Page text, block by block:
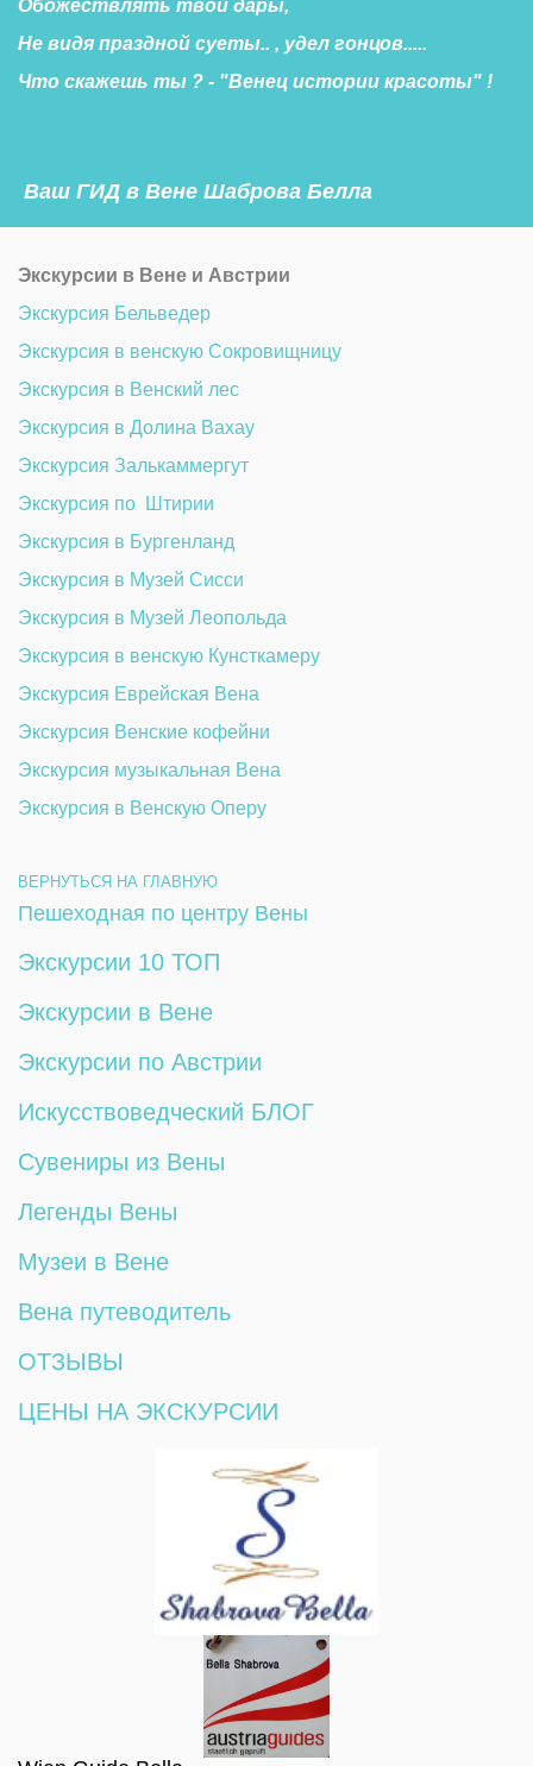
Обожествлять твои дары,
Не видя праздной суеты.. , удел гонцов.....
Что скажешь ты ? - "Венец истории красоты" !
Ваш ГИД в Вене Шаброва Белла
Экскурсии в Вене и Австрии
Экскурсия Бельведер
Экскурсия в венскую Сокровищницу
Экскурсия в Венский лес
Экскурсия в Долина Вахау
Экскурсия Залькаммергут
Экскурсия по  Штирии
Экскурсия в Бургенланд
Экскурсия в Музей Сисси
Экскурсия в Музей Леопольда
Экскурсия в венскую Кунсткамеру
Экскурсия Еврейская Вена
Экскурсия Венские кофейни
Экскурсия музыкальная Вена
Экскурсия в Венскую Оперу
ВЕРНУТЬСЯ НА ГЛАВНУЮ
Пешеходная по центру Вены
Экскурсии 10 ТОП
Экскурсии в Вене
Экскурсии по Австрии
Искусствоведческий БЛОГ
Сувениры из Вены
Легенды Вены
Музеи в Вене
Вена путеводитель
ОТЗЫВЫ
ЦЕНЫ НА ЭКСКУРСИИ